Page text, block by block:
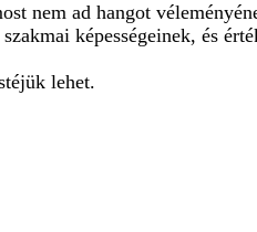
nem ad hangot
képességeinek, és
lehet.